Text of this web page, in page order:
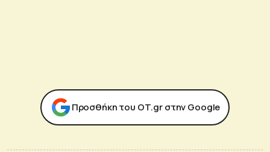
Προσθήκη του ΟΤ.gr στην Google